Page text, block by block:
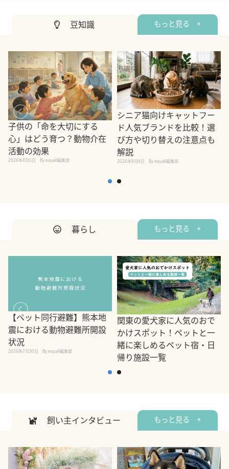
豆知識 もっと見る +
子供の「命を大切にする
心」はどう育つ？動物介在
活動の効果
2026年8月5日 By equall編集部
シニア猫向けキャットフー
ド人気ブランドを比較！選
び方や切り替えの注意点も
解説
2026年8月4日 By equall編集部
暮らし もっと見る +
【ペット同行避難】熊本地
震における動物避難所開設
状況
2026年7月30日 By equall編集部
関東の愛犬家に人気のおで
かけスポット！ペットと一
緒に楽しめるペット宿・日
帰り施設一覧
飼い主インタビュー もっと見る +